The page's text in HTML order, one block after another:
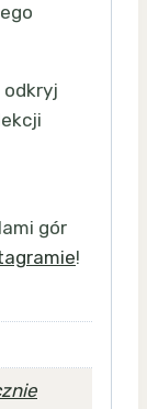
gór
!